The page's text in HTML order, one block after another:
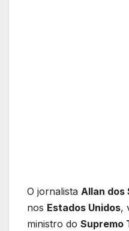
O jornalista Allan dos
nos Estados Unidos,
ministro do Supremo